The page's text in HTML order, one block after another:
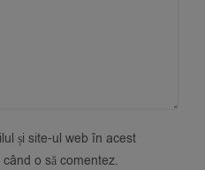
și site-ul web în acest
o să comentez.